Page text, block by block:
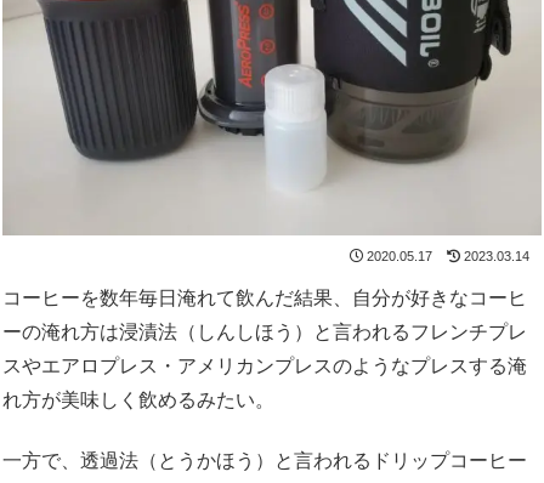
2020.05.17 2023.03.14
コーヒーを数年毎日淹れて飲んだ結果、自分が好きなコーヒ
ーの淹れ方は浸漬法（しんしほう）と言われるフレンチプレ
スやエアロプレス・アメリカンプレスのようなプレスする淹
れ方が美味しく飲めるみたい。
一方で、透過法（とうかほう）と言われるドリップコーヒー